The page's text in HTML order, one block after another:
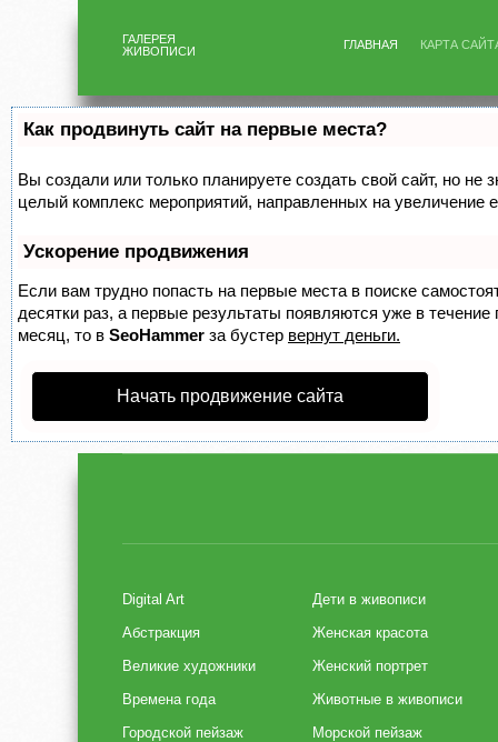
ГАЛЕРЕЯ
ЖИВОПИСИ
ГЛАВНАЯ КАРТА
Как продвинуть сайт на первые места?
Вы создали или только планируете создать свой сайт, но не
целый комплекс мероприятий, направленных на увеличение
Ускорение продвижения
Если вам трудно попасть на первые места в поиске
десятки раз, а первые результаты появляются уже в
месяц, то в SeoHammer за бустер вернут деньги.
Начать продвижение сайта
Digital Art
Абстракция
Великие художники
Времена года
Городской пейзаж
Дети в живописи
Женская красота
Женский портрет
Животные в живописи
Морской пейзаж